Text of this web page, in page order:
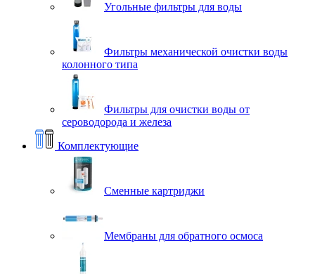
Угольные фильтры для воды
Фильтры механической очистки воды
колонного типа
Фильтры для очистки воды от
сероводорода и железа
Комплектующие
Сменные картриджи
Мембраны для обратного осмоса